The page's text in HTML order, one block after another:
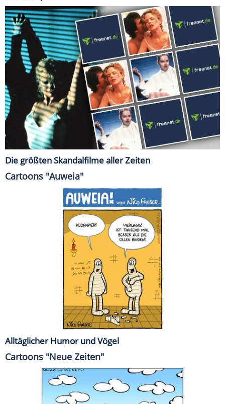
Die größten Skandalfilme aller Zeiten
Cartoons "Auweia"
Alltäglicher Humor und Vögel
Cartoons "Neue Zeiten"